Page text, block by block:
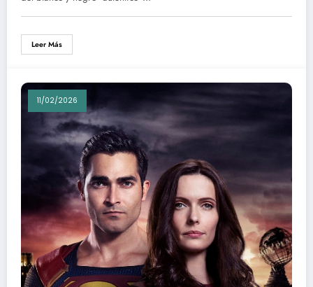
Leer Más
11/02/2026